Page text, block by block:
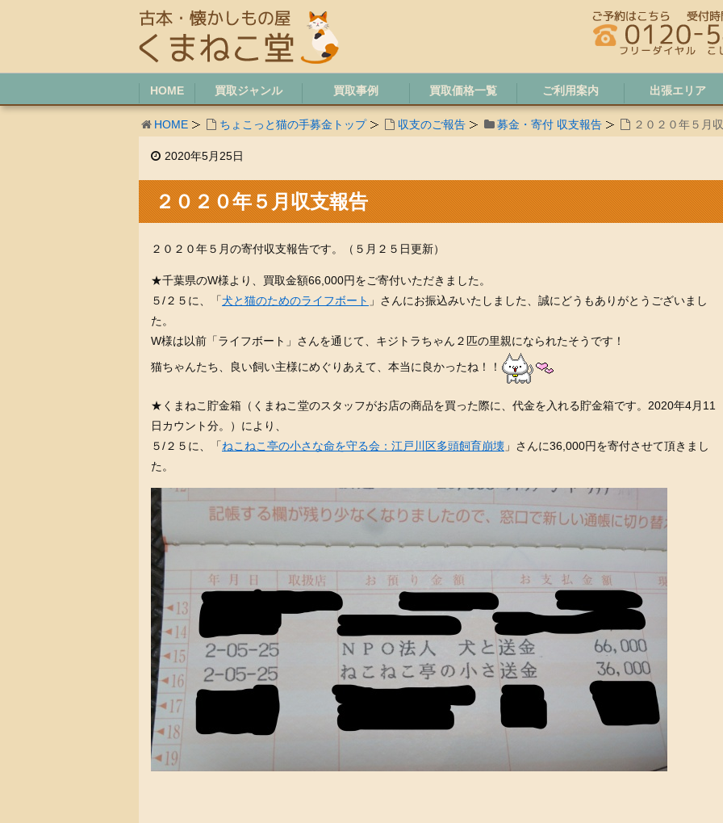
HOME 買取ジャンル 買取事例 買取価格一覧 ご利用案内 出張エリア
HOME ちょこっと猫の手募金トップ 収支のご報告 募金・寄付 収支報告 ２０２０年５月
2020年5月25日
２０２０年５月収支報告
２０２０年５月の寄付収支報告です。（５月２５日更新）
★千葉県のW様より、買取金額66,000円をご寄付いただきました。
５/２５に、「犬と猫のためのライフボート 」さんにお振込みいたしました、誠にどうもありがとうございまし
た。
W様は以前「ライフボート」さんを通じて、キジトラちゃん２匹の里親になられたそうです！
猫ちゃんたち、良い飼い主様にめぐりあえて、本当に良かったね！！
★くまねこ貯金箱（くまねこ堂のスタッフがお店の商品を買った際に、代金を入れる貯金箱です。2020年4月11
日カウント分。）により、
５/２５に、「ねこねこ亭の小さな命を守る会：江戸川区多頭飼育崩壊 」さんに36,000円を寄付させて頂きまし
た。